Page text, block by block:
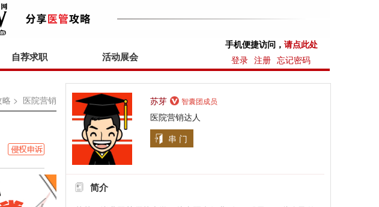
自荐求职 活动展会
手机便捷访问， 请点此处
登录 注册 忘记密码
略 > 医院营销 苏芽 智囊团成员
医院营销达人
串 门
简介